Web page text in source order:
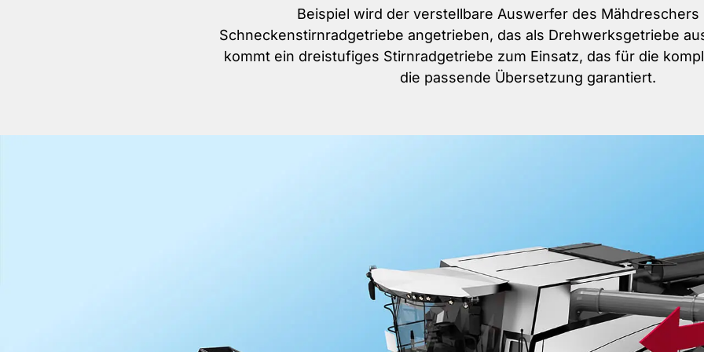
Beispiel wird der verstellbare Auswerfer des Mähdreschers
Schneckenstirnradgetriebe angetrieben, das als Drehwerksgetriebe
kommt ein dreistufiges Stirnradgetriebe zum Einsatz, das für die
die passende Übersetzung garantiert.